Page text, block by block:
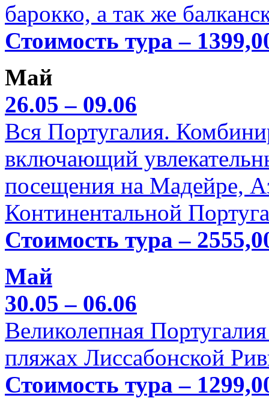
барокко, а так же
Стоимость тура –
Май
26.05 – 09.06
Вся Португалия.
включающий
посещения на Мадейре,
Континентальной
Стоимость тура –
Май
30.05 – 06.06
Великолепная
пляжах Лиссабонской
Стоимость тура –